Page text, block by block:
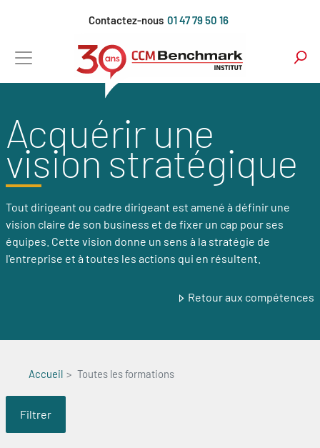
principal
Contactez-nous 01 47 79 50 16
Acquérir une
vision stratégique
Tout dirigeant ou cadre dirigeant est amené à définir une
vision claire de son business et de fixer un cap pour ses
équipes. Cette vision donne un sens à la stratégie de
l'entreprise et à toutes les actions qui en résultent.
Retour aux compétences
Accueil Toutes les formations
Filtrer